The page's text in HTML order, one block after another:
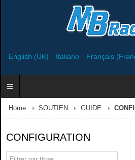
English (UK) Italiano Français
Home SOUTIEN GUIDE
CONFIGURATION
Filtrer par titres